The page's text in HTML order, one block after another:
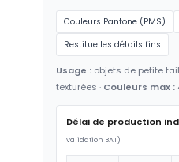
Couleurs Pantone (PMS)
Restitue les détails fins
Usage : objets de petite
texturées · Couleurs max :
Délai de production
validation BAT)